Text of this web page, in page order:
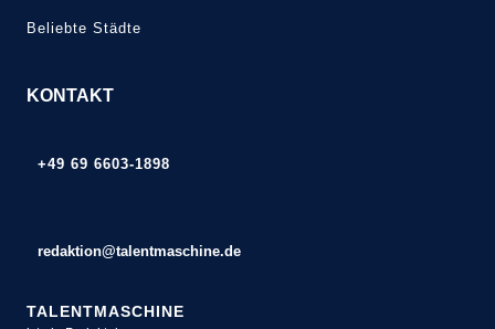
Beliebte Städte
KONTAKT
+49 69 6603-1898
redaktion@talentmaschine.de
TALENTMASCHINE